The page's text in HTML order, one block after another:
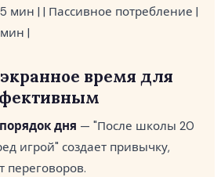
| | Пассивное потребление |
|
время для
дня — "После школы 20
игрой" создает привычку,
переговоров.